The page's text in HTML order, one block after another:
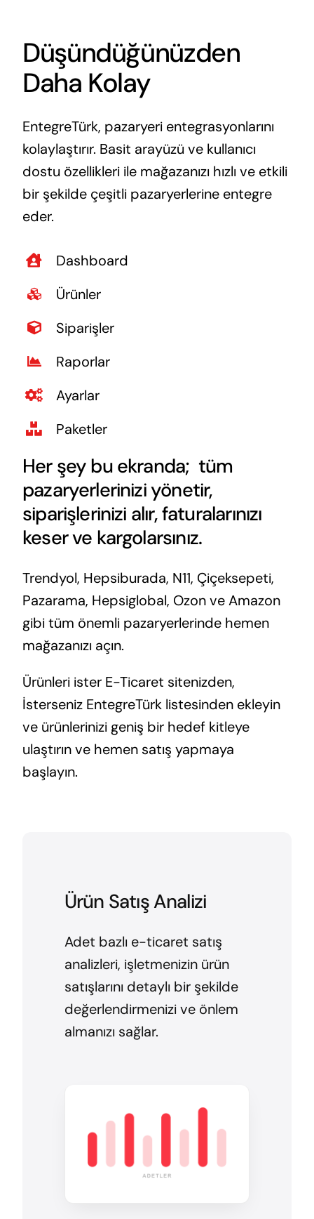
Düşündüğünüzden
Daha Kolay
EntegreTürk, pazaryeri entegrasyonlarını
kolaylaştırır. Basit arayüzü ve kullanıcı
dostu özellikleri ile mağazanızı hızlı ve etkili
bir şekilde çeşitli pazaryerlerine entegre
eder.
Dashboard
Ürünler
Siparişler
Raporlar
Ayarlar
Paketler
Her şey bu ekranda; tüm
pazaryerlerinizi yönetir,
siparişlerinizi alır, faturalarınızı
keser ve kargolarsınız.
Trendyol, Hepsiburada, N11, Çiçeksepeti,
Pazarama, Hepsiglobal, Ozon ve Amazon
gibi tüm önemli pazaryerlerinde hemen
mağazanızı açın.
Ürünleri ister E-Ticaret sitenizden,
İsterseniz EntegreTürk listesinden ekleyin
ve ürünlerinizi geniş bir hedef kitleye
ulaştırın ve hemen satış yapmaya
başlayın.
Ürün Satış Analizi
Adet bazlı e-ticaret satış
analizleri, işletmenizin ürün
satışlarını detaylı bir şekilde
değerlendirmenizi ve önlem
almanızı sağlar.